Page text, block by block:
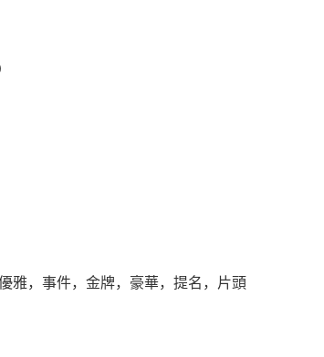
雅，事件，金牌，豪華，提名，片頭